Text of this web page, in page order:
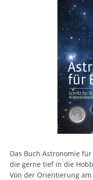
Das Buch Astronomie
die gerne tief in die
Von der Orientierung